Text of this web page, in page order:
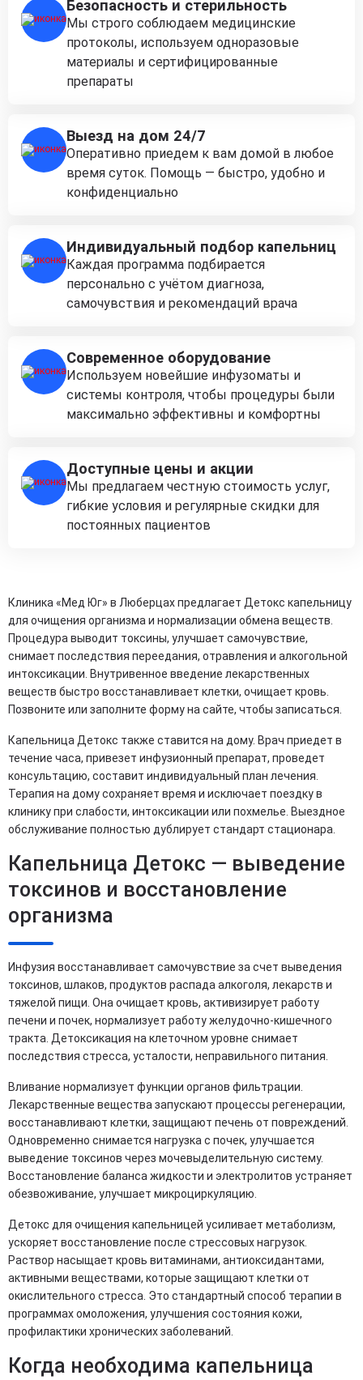
Безопасность и стерильность
Мы строго соблюдаем медицинские
протоколы, используем одноразовые
материалы и сертифицированные
препараты
Выезд на дом 24/7
Оперативно приедем к вам домой в любое
время суток. Помощь — быстро, удобно и
конфиденциально
Индивидуальный подбор капельниц
Каждая программа подбирается
персонально с учётом диагноза,
самочувствия и рекомендаций врача
Современное оборудование
Используем новейшие инфузоматы и
системы контроля, чтобы процедуры были
максимально эффективны и комфортны
Доступные цены и акции
Мы предлагаем честную стоимость услуг,
гибкие условия и регулярные скидки для
постоянных пациентов
Клиника «Мед Юг» в Люберцах предлагает Детокс капельницу
для очищения организма и нормализации обмена веществ.
Процедура выводит токсины, улучшает самочувствие,
снимает последствия переедания, отравления и алкогольной
интоксикации. Внутривенное введение лекарственных
веществ быстро восстанавливает клетки, очищает кровь.
Позвоните или заполните форму на сайте, чтобы записаться.
Капельница Детокс также ставится на дому. Врач приедет в
течение часа, привезет инфузионный препарат, проведет
консультацию, составит индивидуальный план лечения.
Терапия на дому сохраняет время и исключает поездку в
клинику при слабости, интоксикации или похмелье. Выездное
обслуживание полностью дублирует стандарт стационара.
Капельница Детокс — выведение
токсинов и восстановление
организма
Инфузия восстанавливает самочувствие за счет выведения
токсинов, шлаков, продуктов распада алкоголя, лекарств и
тяжелой пищи. Она очищает кровь, активизирует работу
печени и почек, нормализует работу желудочно-кишечного
тракта. Детоксикация на клеточном уровне снимает
последствия стресса, усталости, неправильного питания.
Вливание нормализует функции органов фильтрации.
Лекарственные вещества запускают процессы регенерации,
восстанавливают клетки, защищают печень от повреждений.
Одновременно снимается нагрузка с почек, улучшается
выведение токсинов через мочевыделительную систему.
Восстановление баланса жидкости и электролитов устраняет
обезвоживание, улучшает микроциркуляцию.
Детокс для очищения капельницей усиливает метаболизм,
ускоряет восстановление после стрессовых нагрузок.
Раствор насыщает кровь витаминами, антиоксидантами,
активными веществами, которые защищают клетки от
окислительного стресса. Это стандартный способ терапии в
программах омоложения, улучшения состояния кожи,
профилактики хронических заболеваний.
Когда необходима капельница